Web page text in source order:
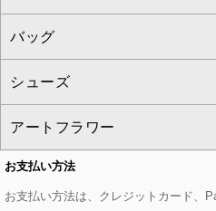
eur3
パーカー
タンクトップ・キャミソール
スウェット・ジャージー
その他のトップス
サロペット・オールインワン
その他のパンツ
ショート・ミニ丈スカート
その他のスカート
セットアップ
セットアップジャケット
セットアップパンツ
セットアップスカート
ピーコート
ダッフルコート
チェスターコート
モッズコート
マスク
ストール・マフラー・スヌ
ベルト・サスペンダー
帽子
すべてのアクセサリー
ネックレス
ピアス・イヤリング
ブレスレット・バングル
バッグ
すべてのバッグ
トートバッグ
ショルダーバッグ
シューズ
すべてのシューズ
パンプス
アートフラワー
すべてのアートフラワー
お支払い方法
お支払い方法は、クレジットカード、